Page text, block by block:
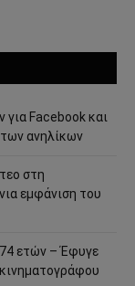
Facebook και
ανηλίκων
στη
εμφάνιση του
74 ετών – Έφυγε